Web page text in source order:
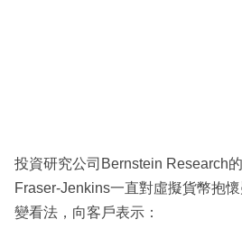
投資研究公司Bernstein Research
Fraser-Jenkins一直對虛擬貨幣抱
變看法，向客戶表示：